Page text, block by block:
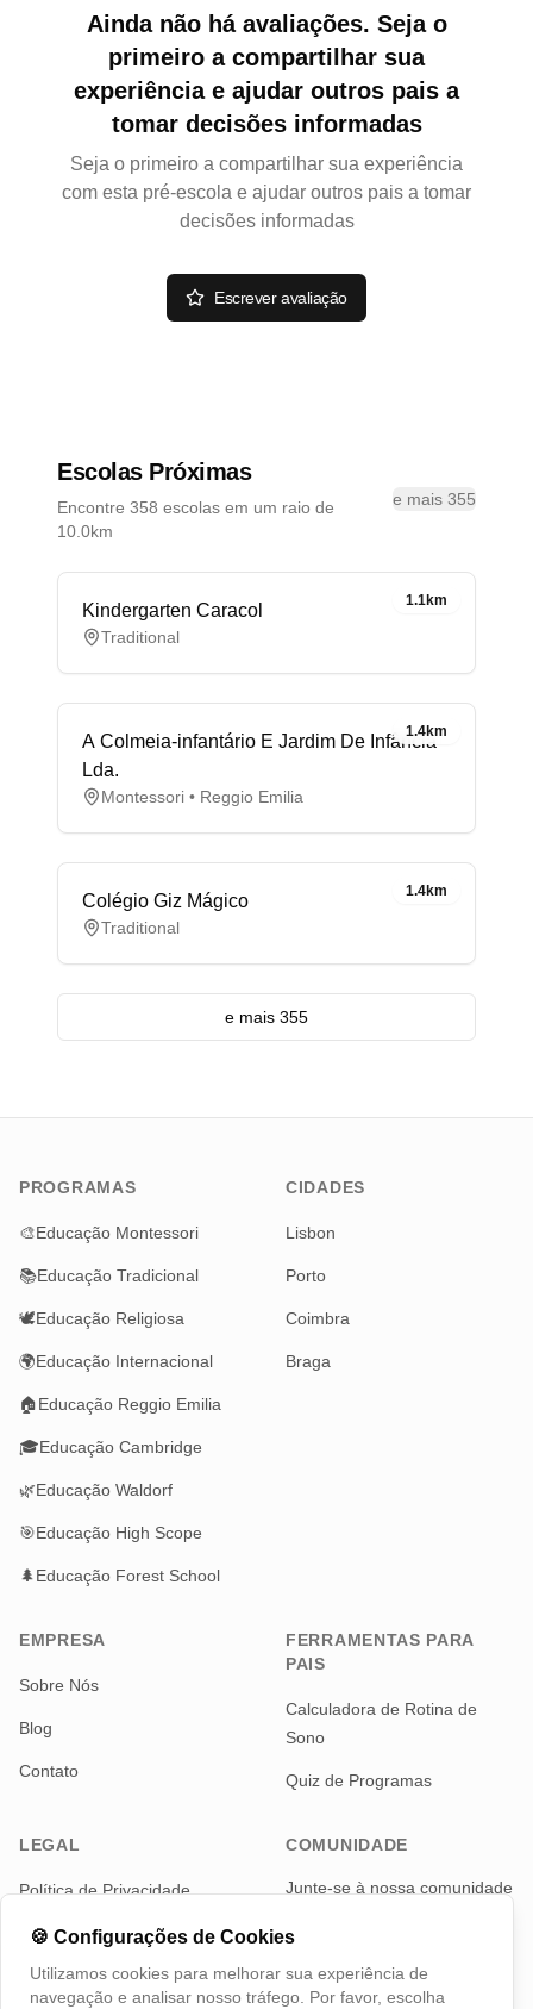
Ainda não há avaliações. Seja o
primeiro a compartilhar sua
experiência e ajudar outros pais a
tomar decisões informadas
Seja o primeiro a compartilhar sua experiência
com esta pré-escola e ajudar outros pais a tomar
decisões informadas
Escrever avaliação
Escolas Próximas
Encontre 358 escolas em um raio de
10.0km
e mais 355
1.1km
Kindergarten Caracol
Traditional
1.4km
A Colmeia-infantário E Jardim De Infância
Lda.
Montessori • Reggio Emilia
1.4km
Colégio Giz Mágico
Traditional
e mais 355
PROGRAMAS
🎨Educação Montessori
📚Educação Tradicional
🕊️Educação Religiosa
🌍Educação Internacional
🏠Educação Reggio Emilia
🎓Educação Cambridge
🌿Educação Waldorf
🎯Educação High Scope
🌲Educação Forest School
CIDADES
Lisbon
Porto
Coimbra
Braga
EMPRESA
Sobre Nós
Blog
Contato
FERRAMENTAS PARA
PAIS
Calculadora de Rotina de
Sono
Quiz de Programas
LEGAL
Política de Privacidade
Termos de Serviço
COMUNIDADE
Junte-se à nossa comunidade
atualizações
Telegram
🍪 Configurações de Cookies
Utilizamos cookies para melhorar sua experiência de
navegação e analisar nosso tráfego. Por favor, escolha